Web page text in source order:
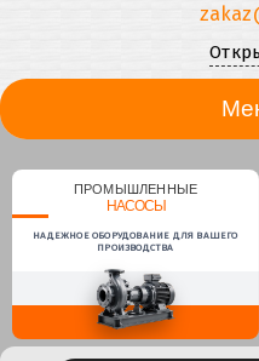
ПРОМЫШЛЕННЫЕ
НАСОСЫ
НАДЕЖНОЕ ОБОРУДОВАНИЕ ДЛЯ ВАШЕГО
ПРОИЗВОДСТВА